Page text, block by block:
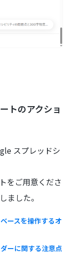
トのアクショ
スプレッドシ
をご用意くださ
ました。
ースを操作するオ
ーに関する注意点